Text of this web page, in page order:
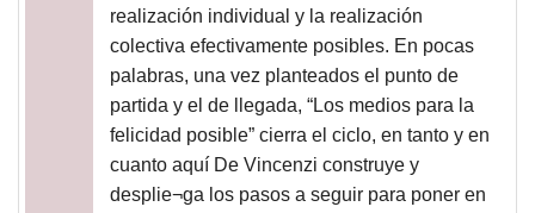
realización individual y la realización
colectiva efectivamente posibles. En pocas
palabras, una vez planteados el punto de
partida y el de llegada, “Los medios para la
felicidad posible” cierra el ciclo, en tanto y en
cuanto aquí De Vincenzi construye y
desplie¬ga los pasos a seguir para poner en